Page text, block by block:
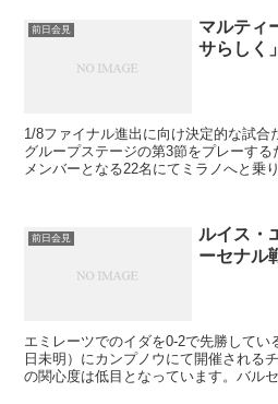
前日会見
マルティ
サらしく」
1/8ファイナル進出に向け決定的な試合
グループステージの第3節をプレーす
メンバーとなる22名にてミラノへと乗
前日会見
ルイス・
ーセナル
エミレーツでのイダを0-2で先勝してい
日未明）にカンプノウにて開催される
の関心度は低目となっています。バル
粗方ついており、アーセナルに逆転負